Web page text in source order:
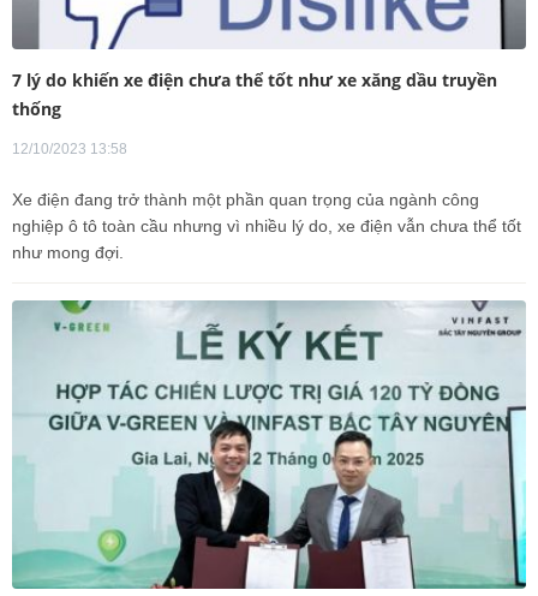
7 lý do khiến xe điện chưa thể tốt như xe xăng dầu truyền
thống
12/10/2023 13:58
Xe điện đang trở thành một phần quan trọng của ngành công
nghiệp ô tô toàn cầu nhưng vì nhiều lý do, xe điện vẫn chưa thể tốt
như mong đợi.